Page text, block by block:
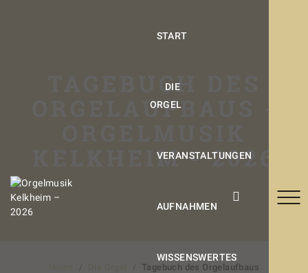
START
DIE
ORGEL
VERANSTALTUNGEN
AUFNAHMEN
WISSENSWERTES
TAGEBUCH DES
ORGELAUFBAUS -
KELKHEIM - 2026
Tagebuch des Orgelaufbaus